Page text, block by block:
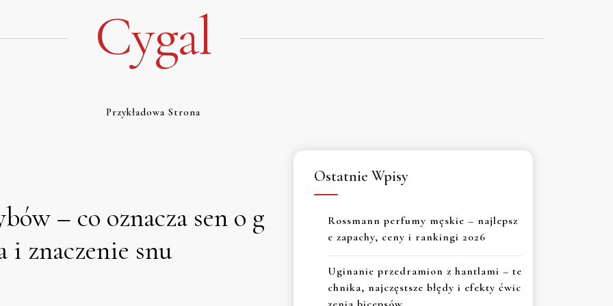
Cygal
Przykładowa Strona
– co oznacza sen o g
i znaczenie snu
Ostatnie Wpisy
Rossmann perfumy męskie – najlepsz
e zapachy, ceny i rankingi 2026
Uginanie przedramion z hantlami – te
chnika, najczęstsze błędy i efekty ćwic